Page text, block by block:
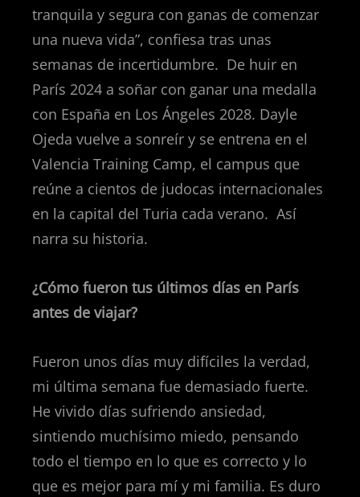
tranquila y segura con ganas de comenzar
una nueva vida”, confiesa tras unas
semanas de incertidumbre. De huir en
París 2024 a soñar con ganar una medalla
con España en Los Ángeles 2028. Dayle
Ojeda vuelve a sonreír y se entrena en el
Valencia Training Camp, el campus que
reúne a cientos de judocas internacionales
en la capital del Turia cada verano. Así
narra su historia.
¿Cómo fueron tus últimos días en París
antes de viajar?
Fueron unos días muy difíciles la verdad,
mi última semana fue demasiado fuerte.
He vivido días sufriendo ansiedad,
sintiendo muchísimo miedo, pensando
todo el tiempo en lo que es correcto y lo
que es mejor para mí y mi familia. Es duro